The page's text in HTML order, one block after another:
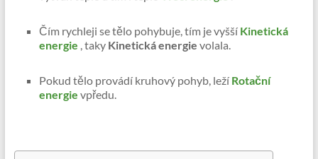
Čím rychleji se tělo pohybuje, tím je vyššíKinetická
energie , takyKinetická energie volala.
Pokud tělo provádí kruhový pohyb, ležíRotační
energie vpředu.